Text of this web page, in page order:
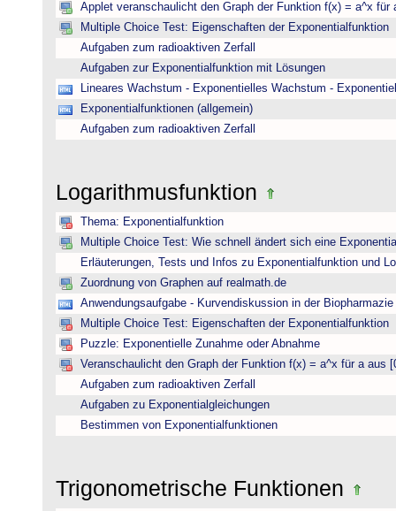
Applet veranschaulicht den Graph der Funktion f(x) = a^x für
Multiple Choice Test: Eigenschaften der Exponentialfunktion
Aufgaben zum radioaktiven Zerfall
Aufgaben zur Exponentialfunktion mit Lösungen
Lineares Wachstum - Exponentielles Wachstum -
Exponentialfunktionen (allgemein)
Aufgaben zum radioaktiven Zerfall
Logarithmusfunktion
Thema: Exponentialfunktion
Multiple Choice Test: Wie schnell ändert sich eine
Erläuterungen, Tests und Infos zu Exponentialfunktion und
Zuordnung von Graphen auf realmath.de
Anwendungsaufgabe - Kurvendiskussion in der Biopharmazie
Multiple Choice Test: Eigenschaften der Exponentialfunktion
Puzzle: Exponentielle Zunahme oder Abnahme
Veranschaulicht den Graph der Funktion f(x) = a^x für a aus
Aufgaben zum radioaktiven Zerfall
Aufgaben zu Exponentialgleichungen
Bestimmen von Exponentialfunktionen
Trigonometrische Funktionen